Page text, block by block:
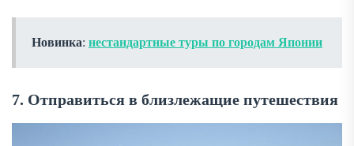
Новинка: нестандартные туры по городам Японии
7. Отправиться в близлежащие путешествия